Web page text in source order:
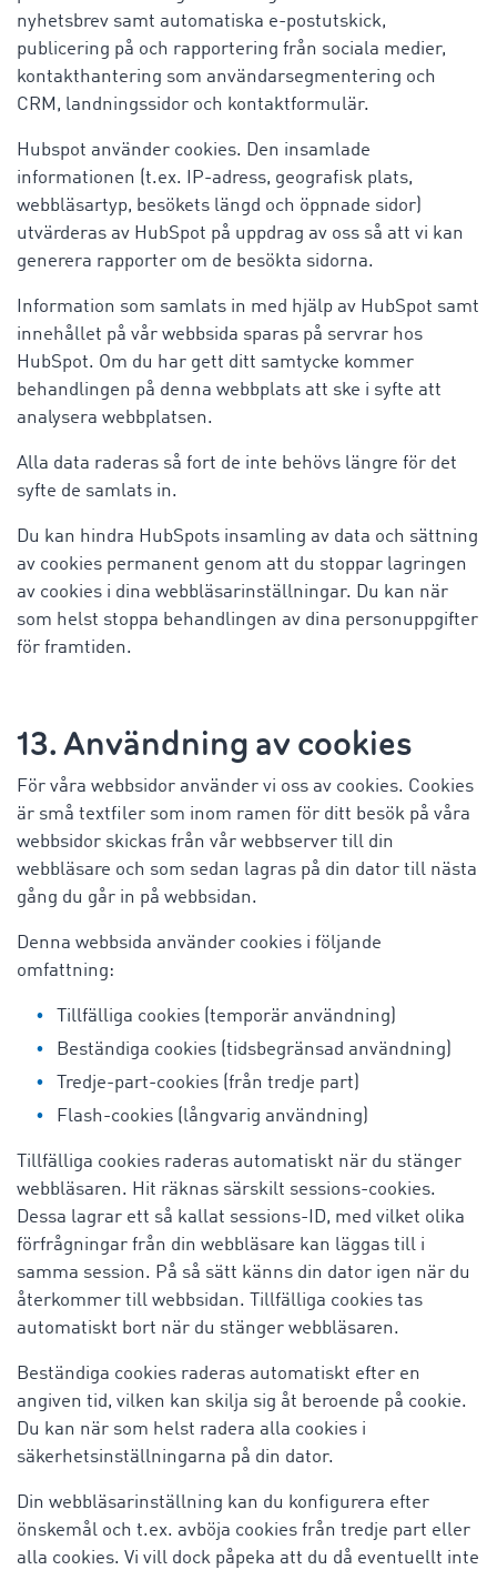
nyhetsbrev samt automatiska e-postutskick,
publicering på och rapportering från sociala medier,
kontakthantering som användarsegmentering och
CRM, landningssidor och kontaktformulär.
Hubspot använder cookies. Den insamlade
informationen (t.ex. IP-adress, geografisk plats,
webbläsartyp, besökets längd och öppnade sidor)
utvärderas av HubSpot på uppdrag av oss så att vi kan
generera rapporter om de besökta sidorna.
Information som samlats in med hjälp av HubSpot samt
innehållet på vår webbsida sparas på servrar hos
HubSpot. Om du har gett ditt samtycke kommer
behandlingen på denna webbplats att ske i syfte att
analysera webbplatsen.
Alla data raderas så fort de inte behövs längre för det
syfte de samlats in.
Du kan hindra HubSpots insamling av data och sättning
av cookies permanent genom att du stoppar lagringen
av cookies i dina webbläsarinställningar. Du kan när
som helst stoppa behandlingen av dina personuppgifter
för framtiden.
13. Användning av cookies
För våra webbsidor använder vi oss av cookies. Cookies
är små textfiler som inom ramen för ditt besök på våra
webbsidor skickas från vår webbserver till din
webbläsare och som sedan lagras på din dator till nästa
gång du går in på webbsidan.
Denna webbsida använder cookies i följande
omfattning:
Tillfälliga cookies (temporär användning)
Beständiga cookies (tidsbegränsad användning)
Tredje-part-cookies (från tredje part)
Flash-cookies (långvarig användning)
Tillfälliga cookies raderas automatiskt när du stänger
webbläsaren. Hit räknas särskilt sessions-cookies.
Dessa lagrar ett så kallat sessions-ID, med vilket olika
förfrågningar från din webbläsare kan läggas till i
samma session. På så sätt känns din dator igen när du
återkommer till webbsidan. Tillfälliga cookies tas
automatiskt bort när du stänger webbläsaren.
Beständiga cookies raderas automatiskt efter en
angiven tid, vilken kan skilja sig åt beroende på cookie.
Du kan när som helst radera alla cookies i
säkerhetsinställningarna på din dator.
Din webbläsarinställning kan du konfigurera efter
önskemål och t.ex. avböja cookies från tredje part eller
alla cookies. Vi vill dock påpeka att du då eventuellt inte